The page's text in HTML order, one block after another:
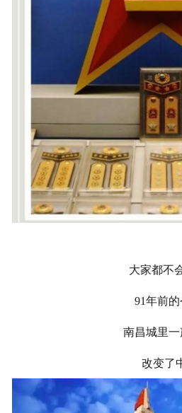
大家都不
91年前
南昌城里
改变了